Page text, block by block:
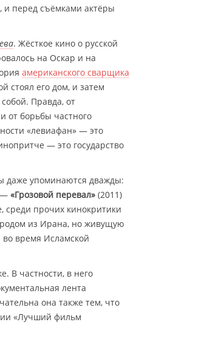
и перед съёмками актёры
. Жёсткое кино о русской
на Оскар и на
американского сварщика
стоял его дом, и затем
Правда, от
от борьбы частного
«левиафан» — это
— это государство
даже упоминаются дважды:
— «Грозовой перевал» (2011)
среди прочих кинокритики
из Ирана, но живущую
время Исламской
В частности, в него
лента
она также тем, что
«Лучший фильм